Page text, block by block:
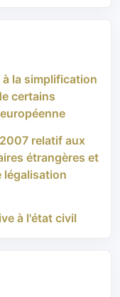
à la simplification
certains
relatif aux
étrangères et
légalisation
à l'état civil